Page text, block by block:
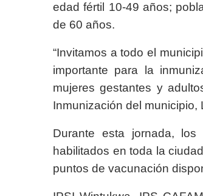
edad fértil 10-49 años;
de 60 años.
“Invitamos a todo el
importante para la
mujeres gestantes y
Inmunización del municipio,
Durante esta jornada,
habilitados en toda la
puntos de vacunación